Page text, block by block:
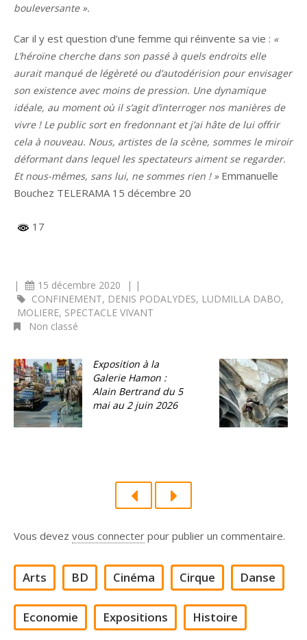
bouleversante ».
Car il y est question d’une femme qui réinvente sa vie : «
L’héroïne cherche dans son passé à quels endroits elle
aurait manqué de légèreté ou d’autodérision pour envisager
son existence avec moins de pression. Une dynamique
idéale, au moment où il s’agit d’interroger nos manières de
vivre ! Le public sort en fredonnant et j’ai hâte de lui offrir
cela à nouveau. Nous, artistes de la scène, sommes le miroir
déformant dans lequel les spectateurs aiment se regarder.
Et nous-mêmes, sans lui, ne sommes rien ! »Emmanuelle
Bouchez TELERAMA 15 décembre 20
17
| 15 décembre 2020 | |
CONFINEMENT, DENIS PODALYDES, LUDMILLA DABO,
MOLIERE, SPECTACLE VIVANT
Non classé
Exposition à la
Galerie Hamon :
Alain Bertrand du 5
mai au 2 juin 2026
Vous devez vous connecter pour publier un commentaire.
Arts BD Cinéma Cirque Danse
Economie Expositions Histoire